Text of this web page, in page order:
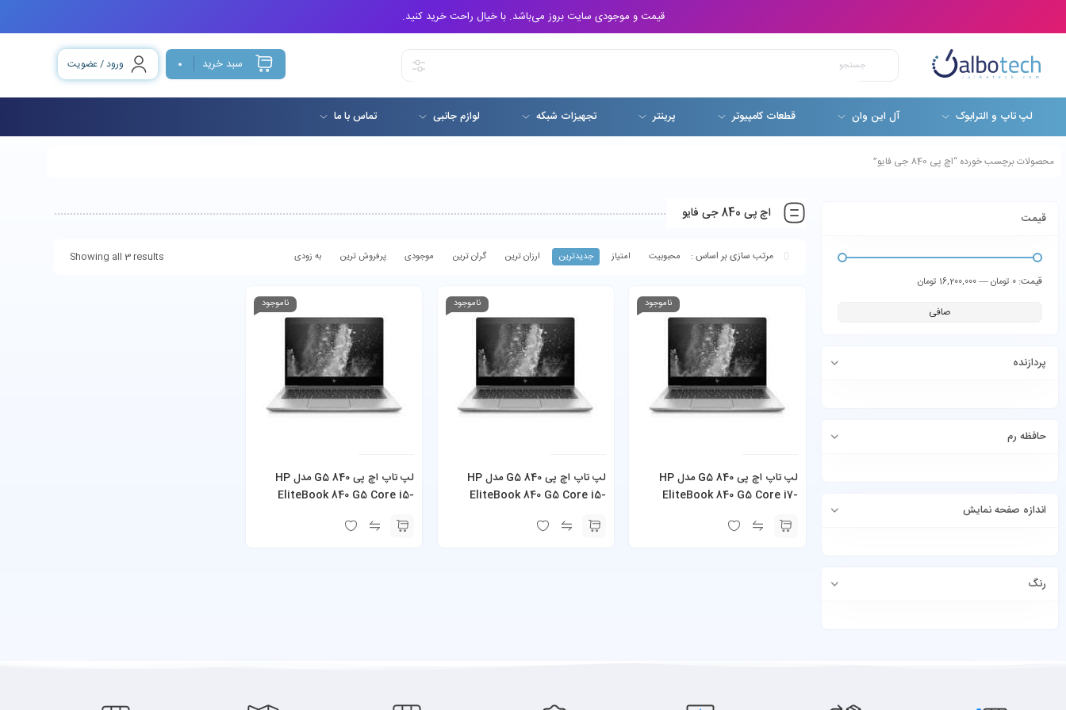
قیمت و موجودی سایت بروز می‌باشد. با خیال راحت خرید کنید.
سبد خرید 0 ورود / عضویت
لپ تاپ و الترابوک آل این وان قطعات کامپیوتر پرینتر تجهیزات شبکه لوازم جانبی تماس با ما
محصولات برچسب خورده “اچ پی 840 جی فایو”
قیمت
صافی
قيمت: 0 تومان —16,200,000 تومان
پردازنده
حافظه رم
اندازه صفحه نمایش
رنگ
اچ پی 840 جی فایو
Showing all 3 results محبوبیت امتیاز جدیدترین ارزان ترین گران ترین موجودی پرفروش ترین به زودی
ناموجود
لپ تاپ اچ پی 840 G5 مدل HP
EliteBook 840 G5 Core i7-
ناموجود
لپ تاپ اچ پی 840 G5 مدل HP
EliteBook 840 G5 Core i5-
ناموجود
لپ تاپ اچ پی 840 G5 مدل HP
EliteBook 840 G5 Core i5-